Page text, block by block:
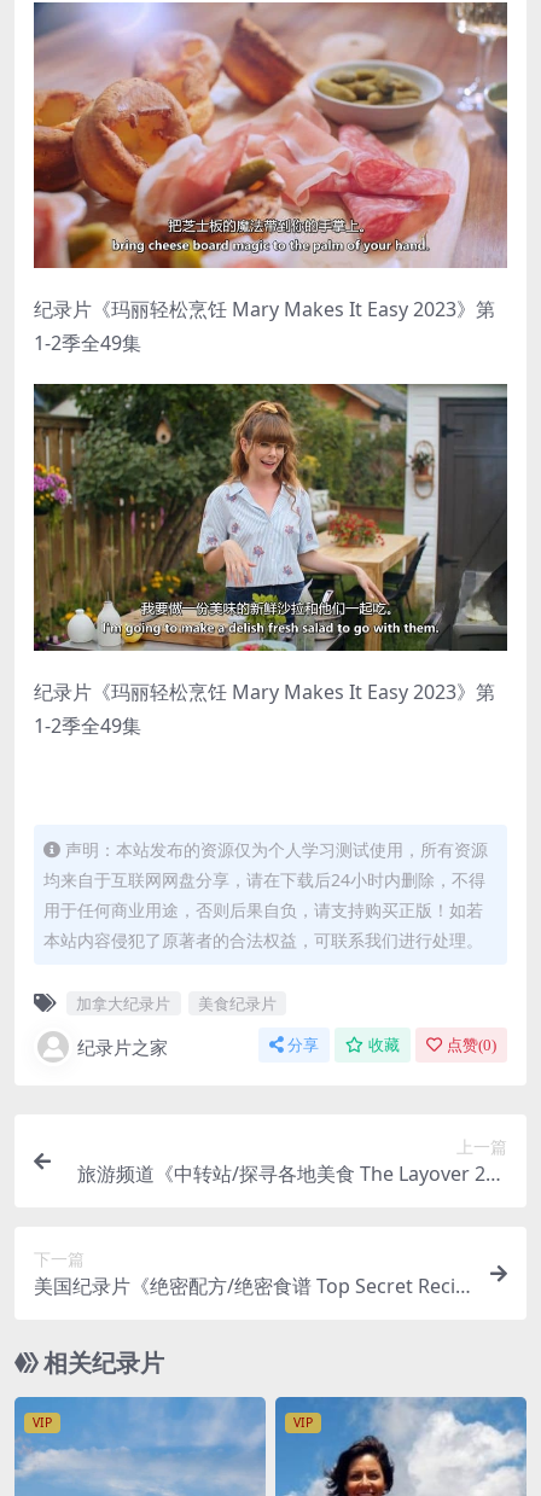
纪录片《玛丽轻松烹饪 Mary Makes It Easy 2023》第
1-2季全49集
纪录片《玛丽轻松烹饪 Mary Makes It Easy 2023》第
1-2季全49集
声明：本站发布的资源仅为个人学习测试使用，所有资源
均来自于互联网网盘分享，请在下载后24小时内删除，不得
用于任何商业用途，否则后果自负，请支持购买正版！如若
本站内容侵犯了原著者的合法权益，可联系我们进行处理。
加拿大纪录片 美食纪录片
纪录片之家 分享 收藏 点赞(0)
上一篇
旅游频道《中转站/探寻各地美食 The Layover 201
下一篇
美国纪录片《绝密配方/绝密食谱 Top Secret Recip
MKV/32.1G
相关纪录片
VIP VIP